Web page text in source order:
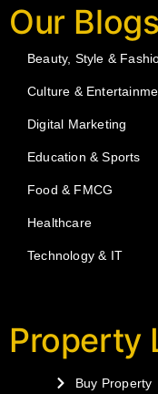
Our Blogs
Beauty, Style &
Culture &
Digital Marketing
Education & Sports
Food & FMCG
Healthcare
Technology & IT
Property
Buy Property